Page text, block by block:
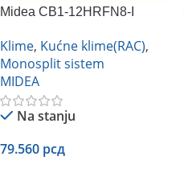
Midea CB1-12HRFN8-I
Klime, Kućne klime(RAC),
Monosplit sistem
MIDEA
Na stanju
79.560 рсд